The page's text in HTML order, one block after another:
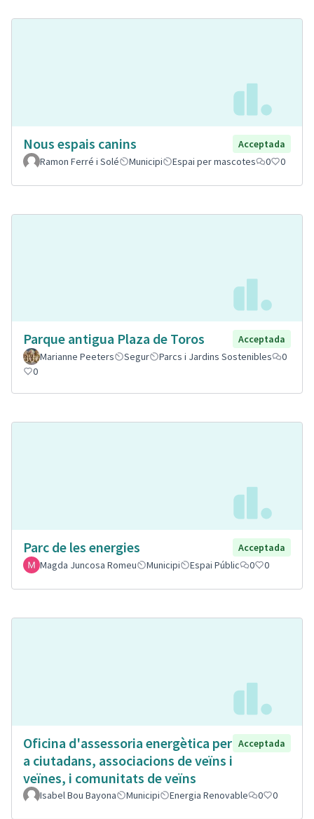
Nous espais canins
Acceptada
Ramon Ferré i Solé
Municipi Espai per mascotes 0 0
Parque antigua Plaza de Toros
Acceptada
Marianne Peeters
Segur Parcs i Jardins Sostenibles
0
0
Parc de les energies
Acceptada
Magda Juncosa Romeu
Municipi Espai Públic 0 0
Oficina d'assessoria energètica per
a ciutadans, associacions de veïns i
veïnes, i comunitats de veïns
Acceptada
Isabel Bou Bayona Municipi Energia Renovable 0 0